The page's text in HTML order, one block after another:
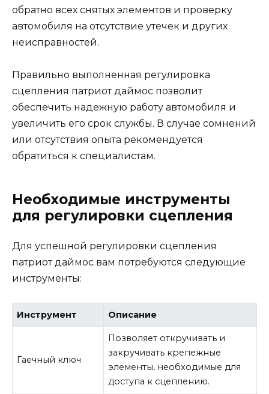
обратно всех снятых элементов и проверку
автомобиля на отсутствие утечек и других
неисправностей.
Правильно выполненная регулировка
сцепления патриот даймос позволит
обеспечить надежную работу автомобиля и
увеличить его срок службы. В случае сомнений
или отсутствия опыта рекомендуется
обратиться к специалистам.
Необходимые инструменты
для регулировки сцепления
Для успешной регулировки сцепления
патриот даймос вам потребуются следующие
инструменты:
Инструмент Описание
Гаечный ключ
Позволяет откручивать и
закручивать крепежные
элементы, необходимые для
доступа к сцеплению.